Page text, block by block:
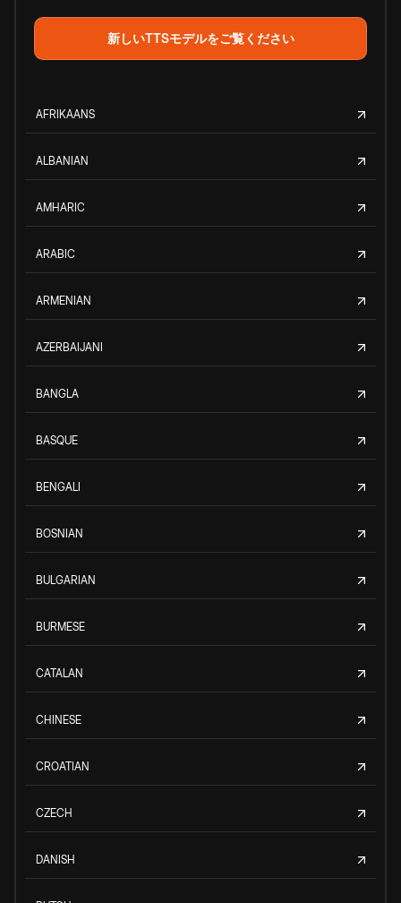
新しいTTSモデルをご覧ください
AFRIKAANS
ALBANIAN
AMHARIC
ARABIC
ARMENIAN
AZERBAIJANI
BANGLA
BASQUE
BENGALI
BOSNIAN
BULGARIAN
BURMESE
CATALAN
CHINESE
CROATIAN
CZECH
DANISH